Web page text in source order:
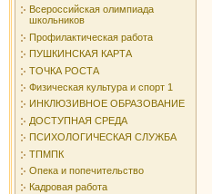
Всероссийская олимпиада
школьников
Профилактическая работа
ПУШКИНСКАЯ КАРТА
ТОЧКА РОСТА
Физическая культура и спорт 1
ИНКЛЮЗИВНОЕ ОБРАЗОВАНИЕ
ДОСТУПНАЯ СРЕДА
ПСИХОЛОГИЧЕСКАЯ СЛУЖБА
ТПМПК
Опека и попечительство
Кадровая работа